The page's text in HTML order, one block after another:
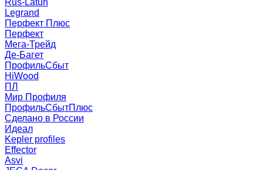
Rus-Latun
Legrand
Перфект Плюс
Перфект
Мега-Трейд
Де-Багет
ПрофильСбыт
HiWood
ПЛ
Мир Профиля
ПрофильСбытПлюс
Сделано в России
Идеал
Kepler profiles
Effector
Asvi